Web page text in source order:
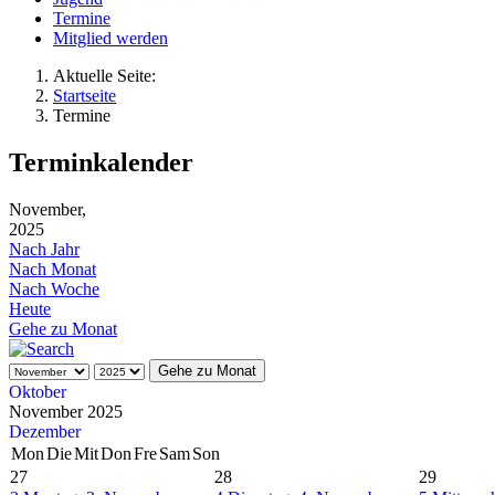
Termine
Mitglied werden
Aktuelle Seite:
Startseite
Termine
Terminkalender
November,
2025
Nach Jahr
Nach Monat
Nach Woche
Heute
Gehe zu Monat
Gehe zu Monat
Oktober
November 2025
Dezember
MonDieMitDonFreSamSon
27
28 29